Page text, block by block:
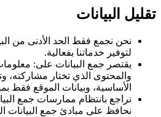
تقليل البيانات
نحن نجمع فقط الحد الأدنى من
لتوفير خدماتنا بفعالية.
يقتصر جمع البيانات على:
والمحتوى الذي تختار مشاركته،
الأساسية، وبيانات الموقع فقط
نراجع بانتظام ممارسات جمع
نحافظ على مبادئ جمع البيانات